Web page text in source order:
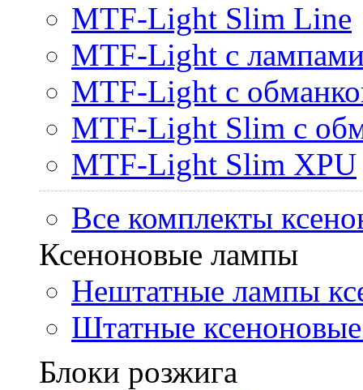
MTF-Light Slim Line
MTF-Light с
MTF-Light с
MTF-Light Slim с
MTF-Light Slim XPU
Все комплекты
Ксеноновые лампы
Нештатные лампы
Штатные
Блоки розжига